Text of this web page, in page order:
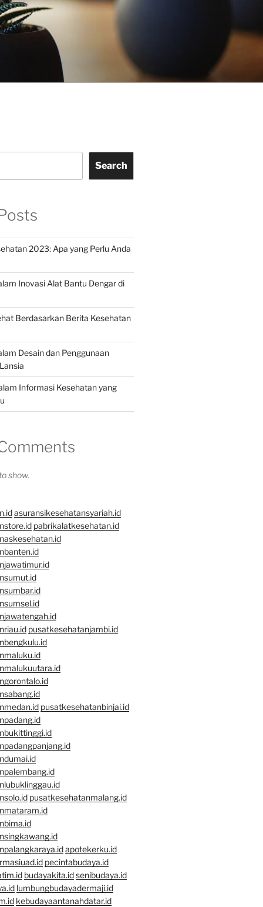
Search
2023: Apa yang Perlu Anda
Inovasi Alat Bantu Dengar di
Berdasarkan Berita Kesehatan
Desain dan Penggunaan
Informasi Kesehatan yang
show.
asuransikesehatansyariah.id
pabrikalatkesehatan.id
pusatkesehatanjambi.id
pusatkesehatanbinjai.id
pusatkesehatanmalang.id
apotekerku.id
pecintabudaya.id
budayakita.id senibudaya.id
lumbungbudayadermaji.id
kebudayaantanahdatar.id